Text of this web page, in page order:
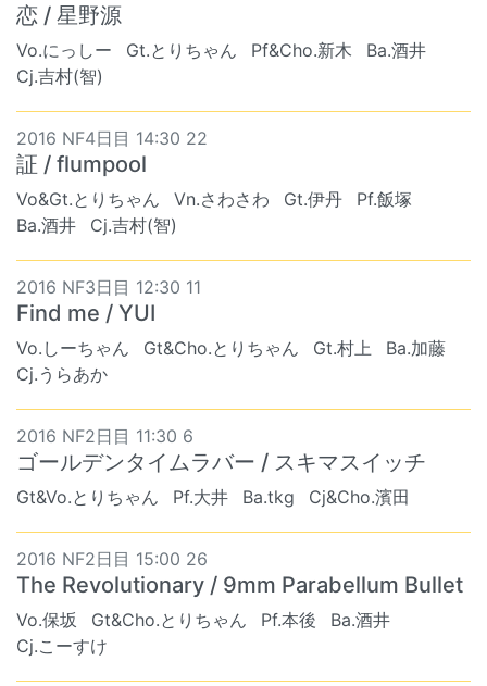
恋 / 星野源
Vo.にっしー Gt.とりちゃん Pf&Cho.新木
Ba.酒井
Cj.吉村(智)
2016 NF4日目 14:30 22
証 / flumpool
Vo&Gt.とりちゃん Vn.さわさわ Gt.伊丹
Pf.飯塚
Ba.酒井
Cj.吉村(智)
2016 NF3日目 12:30 11
Find me / YUI
Vo.しーちゃん Gt&Cho.とりちゃん Gt.村上
Ba.加藤
Cj.うらあか
2016 NF2日目 11:30 6
ゴールデンタイムラバー / スキマスイッチ
Gt&Vo.とりちゃん Pf.大井 Ba.tkg Cj&Cho.濱田
2016 NF2日目 15:00 26
The Revolutionary / 9mm Parabellum Bullet
Vo.保坂 Gt&Cho.とりちゃん Pf.本後
Ba.酒井
Cj.こーすけ